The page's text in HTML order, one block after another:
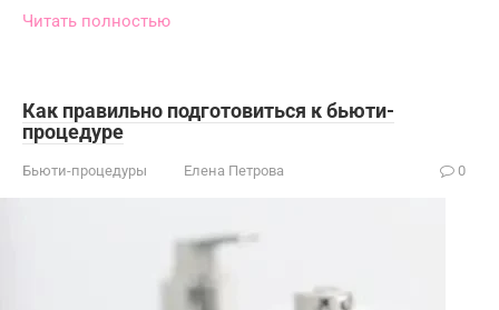
Читать полностью
Как правильно подготовиться к бьюти-
процедуре
Бьюти-процедуры Елена Петрова 0